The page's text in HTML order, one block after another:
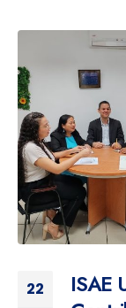
22
ISAE